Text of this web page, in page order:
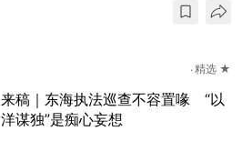
精选 ★
来稿｜东海执法巡查不容置喙 “以
洋谋独”是痴心妄想